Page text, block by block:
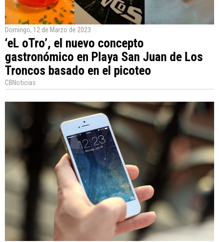
Domingo, 12 de Marzo de 2023
‘eL oTro’, el nuevo concepto
gastronómico en Playa San Juan de Los
Troncos basado en el picoteo
CBNoticias